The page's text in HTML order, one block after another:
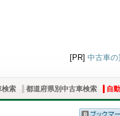
[PR] 中古車の
検索 都道府県別中古車検索 自